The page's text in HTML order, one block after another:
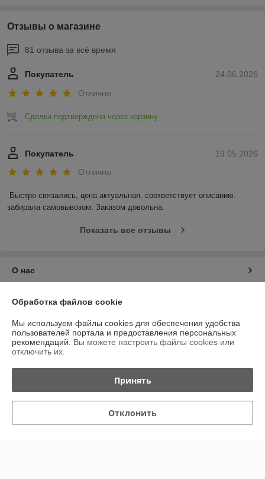
Отзывы о магазине
81 отзыва за всё время
24.06.2026
Покупатель
Отлично
Сделка подтверждена через корзину
19.05.2026
Покупатель
Отлично
Быстро связались, цена актуальная, соответствует описанию.
забирала самовывозом. Заказом довольна.
Показать все отзывы
О нас
Контакты
Доставка и оплата
График работы
Политика обработки cookies
Обработка файлов cookie
Мы используем файлы cookies для обеспечения удобства
пользователей портала и предоставления персональных
рекомендаций. Вы можете настроить файлы cookies или
отключить их.
Принять
Отклонить